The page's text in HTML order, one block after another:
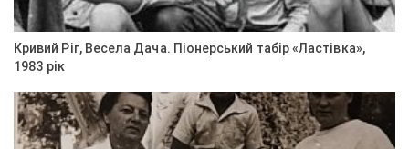
Кривий Ріг, Весела Дача. Піонерський табір «Ластівка»,
1983 рік